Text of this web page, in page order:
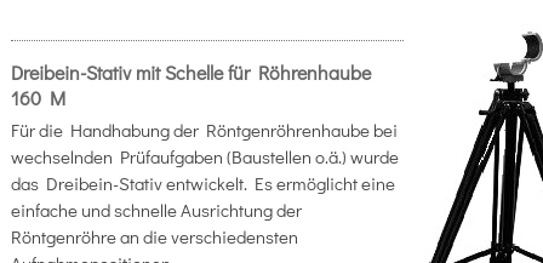
Dreibein-Stativ mit Schelle für Röhrenhaube
160 M
Für die Handhabung der Röntgenröhrenhaube bei
wechselnden Prüfaufgaben (Baustellen o.ä.) wurde
das Dreibein-Stativ entwickelt. Es ermöglicht eine
einfache und schnelle Ausrichtung der
Röntgenröhre an die verschiedensten